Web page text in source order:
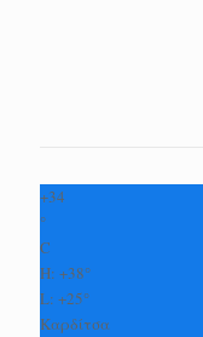
+34
°
C
H: +38°
L: +25°
Καρδίτσα